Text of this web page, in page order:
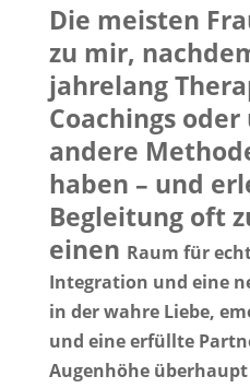
Die meisten
zu mir,
jahrelang
Coachings
andere
haben – und
Begleitung oft
einen Raum für
Integration und eine
in der wahre Liebe,
und eine erfüllte
Augenhöhe